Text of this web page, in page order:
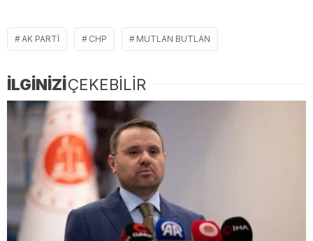
AK PARTI CHP MUTLAN BUTLAN
İLGİNİZİÇEKEBİLİR